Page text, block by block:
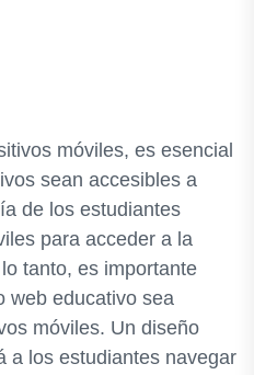
móviles, es esencial
sean accesibles a
de los estudiantes
para acceder a la
tanto, es importante
web educativo sea
móviles. Un diseño
a los estudiantes navegar